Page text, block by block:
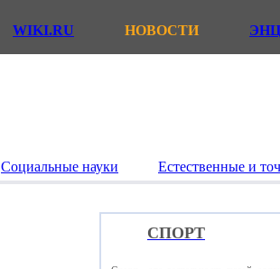
WIKI.RU НОВОСТИ
Социальные науки Естественные и
СПОРТ